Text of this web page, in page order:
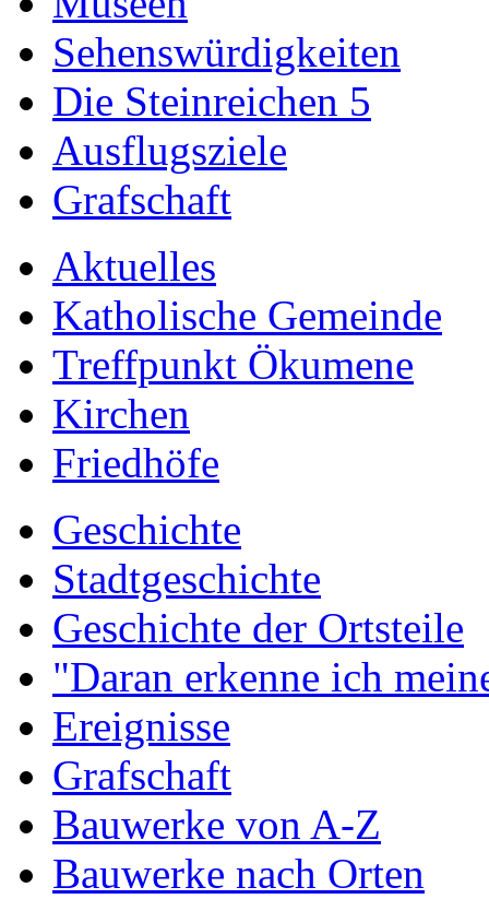
Sehenswürdigkeiten
Die Steinreichen 5
Ausflugsziele
Grafschaft
Aktuelles
Katholische Gemeinde
Treffpunkt Ökumene
Kirchen
Friedhöfe
Geschichte
Stadtgeschichte
Geschichte der Ortsteile
"Daran erkenne ich
Ereignisse
Grafschaft
Bauwerke von A-Z
Bauwerke nach Orten